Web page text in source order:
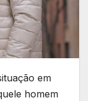
em
homem